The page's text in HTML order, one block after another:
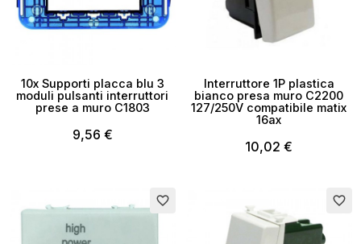
10x Supporti placca blu 3
moduli pulsanti interruttori
prese a muro C1803
9,56 €
Interruttore 1P plastica
bianco presa muro C2200
127/250V compatibile matix
16ax
10,02 €
favorite_border favorite_border